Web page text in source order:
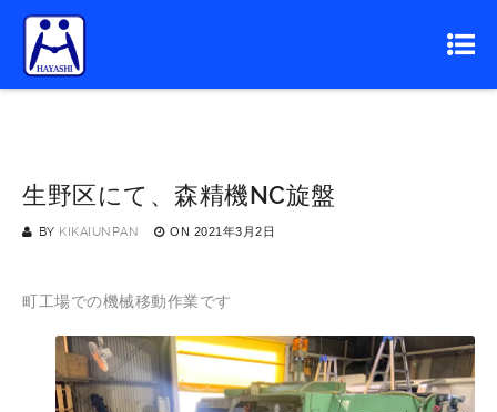
生野区にて、森精機NC旋盤
BY KIKAIUNPAN ON 2021年3月2日
町工場での機械移動作業です